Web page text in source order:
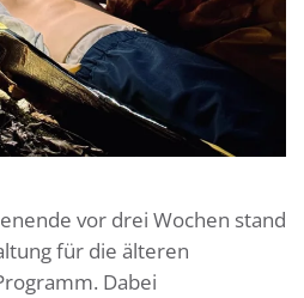
vor drei Wochen stand
für die älteren
Dabei